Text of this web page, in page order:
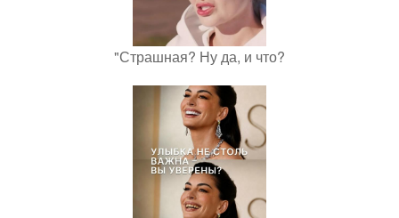
"Страшная? Ну да, и что?